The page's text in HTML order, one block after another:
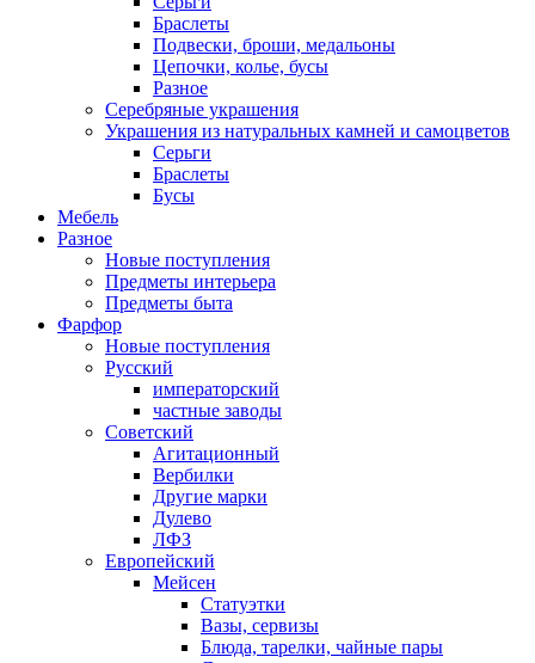
Браслеты
Подвески, броши, медальоны
Цепочки, колье, бусы
Разное
Серебряные украшения
Украшения из натуральных камней и самоцветов
Серьги
Браслеты
Бусы
Мебель
Разное
Новые поступления
Предметы интерьера
Предметы быта
Фарфор
Новые поступления
Русский
императорский
частные заводы
Советский
Агитационный
Вербилки
Другие марки
Дулево
ЛФЗ
Европейский
Мейсен
Статуэтки
Вазы, сервизы
Блюда, тарелки, чайные пары